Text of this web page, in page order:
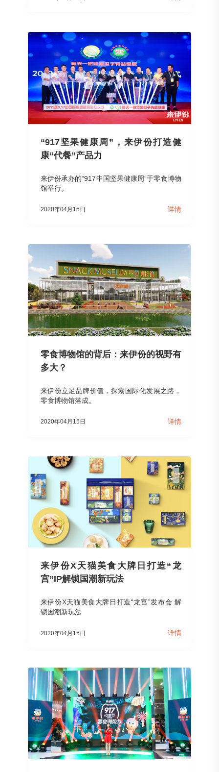
“917坚果健康周”，来伊份打造健
康“代餐”产品力
来伊份承办的“917中国坚果健康周”于零食博物
馆举行。
2020年04月15日 详情
零食博物馆的背后：来伊份的视野有
多大？
来伊份立足品牌价值，探索国际化发展之路，
零食博物馆落成。
2020年04月15日 详情
来伊份X天猫美食大牌日打造“龙
宫”IP解锁国潮新玩法
来伊份X天猫美食大牌日打造“龙宫”发布会 解
锁国潮新玩法
2020年04月15日 详情